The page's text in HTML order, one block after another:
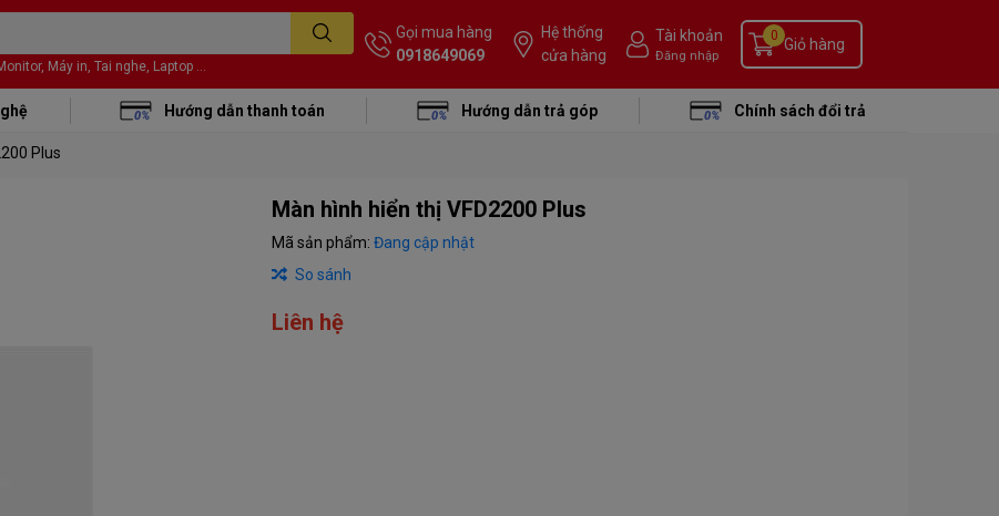
Máy in, Tai nghe, Laptop ...
Gọi mua hàng
0918649069
Hệ thống
cửa hàng
Tài khoản
Đăng nhập
Giỏ hàng
0
Hướng dẫn thanh toán Hướng dẫn trả góp Chính sách đổi trả
Plus
Màn hình hiển thị VFD2200 Plus
Mã sản phẩm: Đang cập nhật
So sánh
Liên hệ